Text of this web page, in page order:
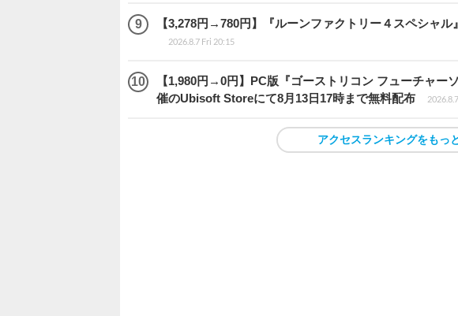
【3,278円→780円】『ルーンファクトリー４スペシャ
2026.8.7 Fri 20:15
【1,980円→0円】PC版『ゴーストリコン フューチャー
催のUbisoft Storeにて8月13日17時まで無料配布
アクセスランキングをもっ